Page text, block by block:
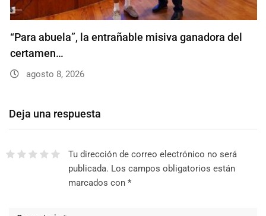
“Para abuela”, la entrañable misiva ganadora del
certamen…
agosto 8, 2026
Deja una respuesta
Tu dirección de correo electrónico no será
publicada. Los campos obligatorios están
marcados con *